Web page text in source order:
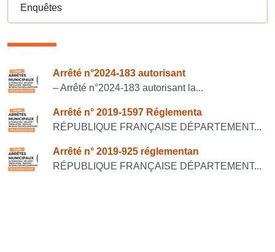
Enquêtes
Consulter également
Arrêté n°2024-183 autorisant
– Arrêté n°2024-183 autorisant la...
Arrêté n° 2019-1597 Réglementa
RÉPUBLIQUE FRANÇAISE DÉPARTEMENT...
Arrêté n° 2019-925 réglementan
RÉPUBLIQUE FRANÇAISE DÉPARTEMENT...